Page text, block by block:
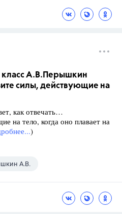
класс А.В.Перышкин
силы, действующие на
как отвечать…
на тело, когда оно плавает на
)
А.В.